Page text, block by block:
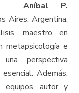
Aníbal P.
Aires, Argentina,
maestro en
metapsicología e
una perspectiva
Además,
equipos, autor y